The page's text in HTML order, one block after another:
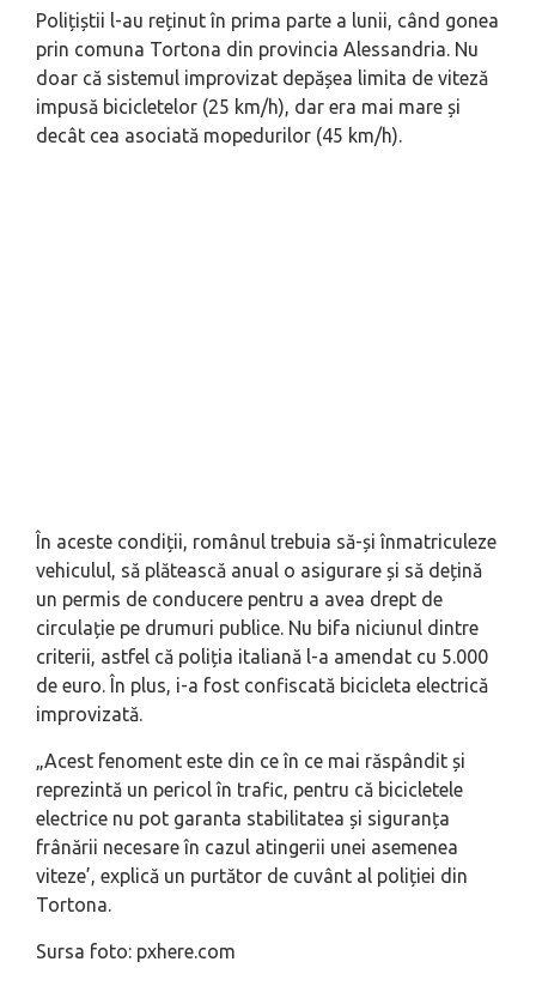
Polițiștii l-au reținut în prima parte a lunii, când gonea
prin comuna Tortona din provincia Alessandria. Nu
doar că sistemul improvizat depășea limita de viteză
impusă bicicletelor (25 km/h), dar era mai mare și
decât cea asociată mopedurilor (45 km/h).
În aceste condiții, românul trebuia să-și înmatriculeze
vehiculul, să plătească anual o asigurare și să dețină
un permis de conducere pentru a avea drept de
circulație pe drumuri publice. Nu bifa niciunul dintre
criterii, astfel că poliția italiană l-a amendat cu 5.000
de euro. În plus, i-a fost confiscată bicicleta electrică
improvizată.
„Acest fenoment este din ce în ce mai răspândit și
reprezintă un pericol în trafic, pentru că bicicletele
electrice nu pot garanta stabilitatea și siguranța
frânării necesare în cazul atingerii unei asemenea
viteze’, explică un purtător de cuvânt al poliției din
Tortona.
Sursa foto: pxhere.com